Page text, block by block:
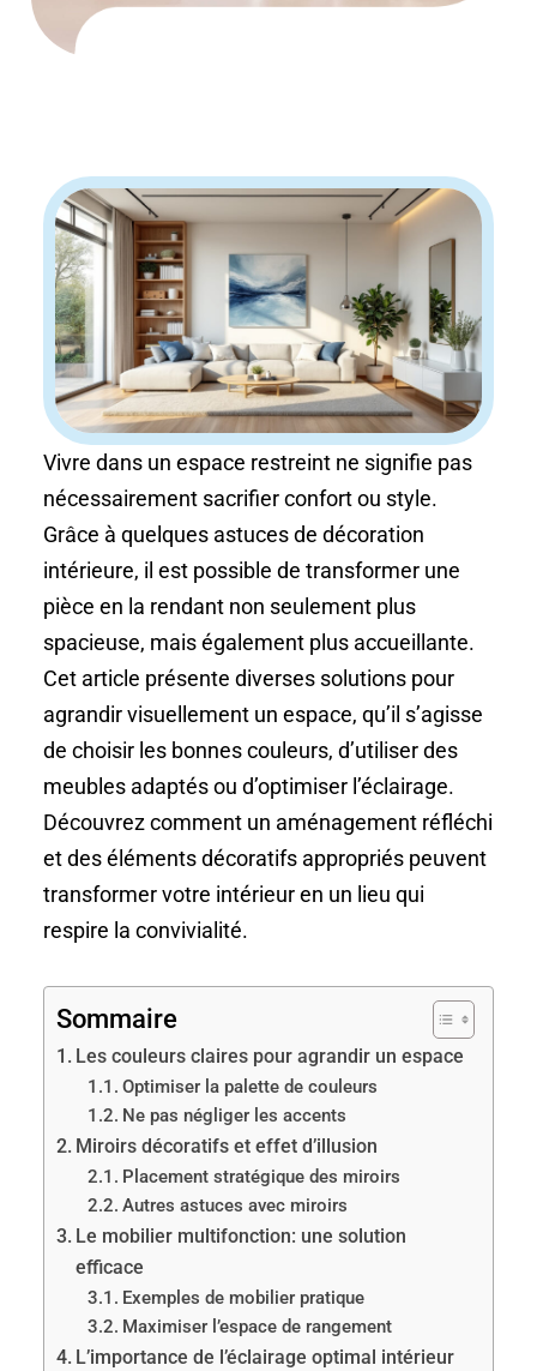
Vivre dans un espace restreint ne signifie pas
nécessairement sacrifier confort ou style.
Grâce à quelques astuces de décoration
intérieure, il est possible de transformer une
pièce en la rendant non seulement plus
spacieuse, mais également plus accueillante.
Cet article présente diverses solutions pour
agrandir visuellement un espace, qu’il s’agisse
de choisir les bonnes couleurs, d’utiliser des
meubles adaptés ou d’optimiser l’éclairage.
Découvrez comment un aménagement réfléchi
et des éléments décoratifs appropriés peuvent
transformer votre intérieur en un lieu qui
respire la convivialité.
Sommaire
Les couleurs claires pour agrandir un espace
Optimiser la palette de couleurs
Ne pas négliger les accents
Miroirs décoratifs et effet d’illusion
Placement stratégique des miroirs
Autres astuces avec miroirs
Le mobilier multifonction: une solution
efficace
Exemples de mobilier pratique
Maximiser l’espace de rangement
L’importance de l’éclairage optimal intérieur